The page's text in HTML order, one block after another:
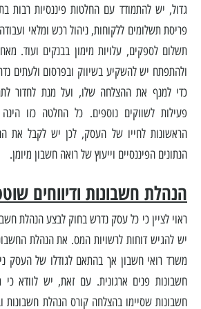
גדול, יש להתמודד עם החלטות פיננסיות רבות
פריסת תשלומים ללקוחות, ניהול רכש ומלאי
תשלום לספקים, עלויות מימון בבנקים ועוד.
ולהתפתח יש להשקיע בשיווק ובפרסום ולעתים
כדי למנף את ההצלחה שלו, ועל מנת לחדור
פעילות לשווקים נוספים. כל החלטה כזו
הראשונות לחייו של העסק, לכן יש לקבל את
הנתונים הפיננסיים וייעוץ של רואה חשבון מיומן.
הנהלת חשבונות ודיווחים
ראוי לציין כי כל עסק נדרש בחוק לבצע הנהלת
יש להגיש דוחות לרשויות המס. את הנהלת
משרד רואי חשבון אך בהתאם לגודלו של העסק
חשבונות פנים ארגונית. עם זאת, יש לוודא כי
חשבונות שסיימו בהצלחה קורס הנהלת חשבונות